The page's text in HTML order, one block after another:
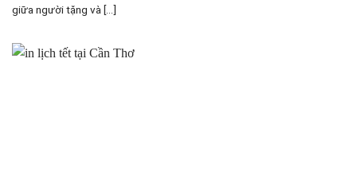
giữa người tặng và [...]